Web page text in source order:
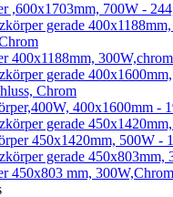
,600x1703mm, 700W -
400x1188mm,
400x1600mm -
450x1420mm, 500W -
450x803 mm,